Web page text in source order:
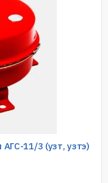
11/3 (узт, узтэ)